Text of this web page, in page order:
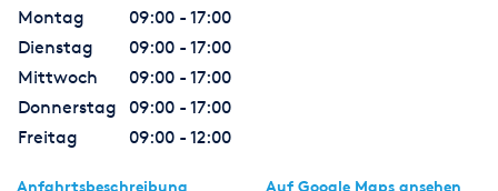
Montag
09:00 - 17:00
Dienstag
09:00 - 17:00
Mittwoch
09:00 - 17:00
Donnerstag
09:00 - 17:00
Freitag
09:00 - 12:00
Anfahrtsbeschreibung Auf Google Maps ansehen